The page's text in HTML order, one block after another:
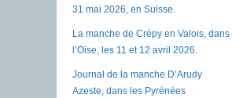
31 mai 2026, en Suisse.
La manche de Crèpy en Valois, dans
l’Oise, les 11 et 12 avril 2026.
Journal de la manche D’Arudy
Azeste, dans les Pyrénées